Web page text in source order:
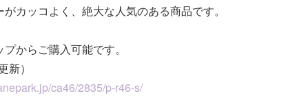
カッコよく、絶大な人気のある商品です。
からご購入可能です。
新）
ca46/2835/p-r46-s/